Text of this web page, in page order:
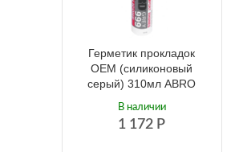
Герметик прокладок
ОЕМ (силиконовый
серый) 310мл ABRO
1 172 Р
В наличии